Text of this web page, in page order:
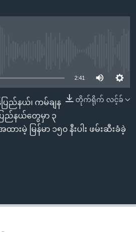
2:41
တိုက်ရိုက် လင့်ခ်
ြည်နယ်၊ ကမ်ချန
ည်နယ်တွေမှာ ၃
မဲ့ မြန်မာ ၁၅၀ နီးပါး ဖမ်းဆီးခံခဲ့